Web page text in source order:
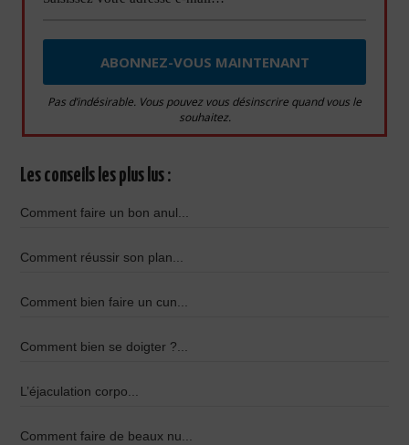
Pas d’indésirable. Vous pouvez vous désinscrire quand vous le
souhaitez.
Les conseils les plus lus :
Comment faire un bon anul...
Comment réussir son plan...
Comment bien faire un cun...
Comment bien se doigter ?...
L’éjaculation corpo...
Comment faire de beaux nu...